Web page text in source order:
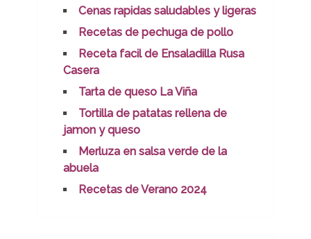
Cenas rapidas saludables y ligeras
Recetas de pechuga de pollo
Receta facil de Ensaladilla Rusa
Casera
Tarta de queso La Viña
Tortilla de patatas rellena de
jamon y queso
Merluza en salsa verde de la
abuela
Recetas de Verano 2024